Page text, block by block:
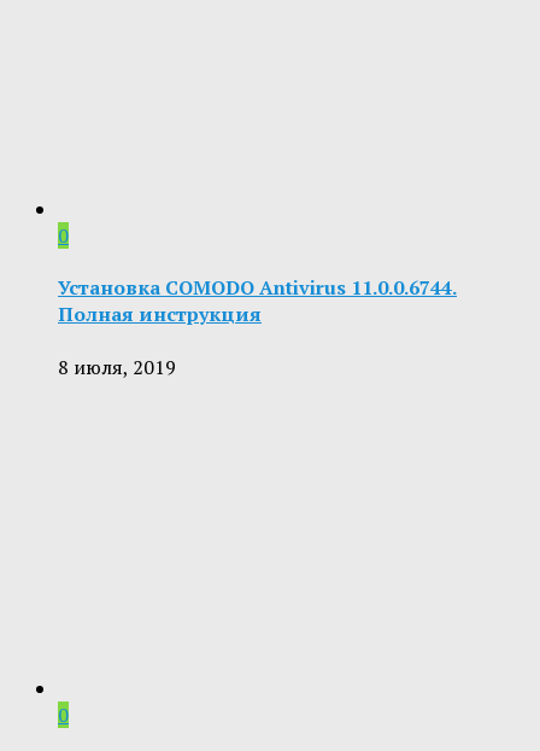
0
Установка COMODO Antivirus 11.0.0.6744.
Полная инструкция
8 июля, 2019
0